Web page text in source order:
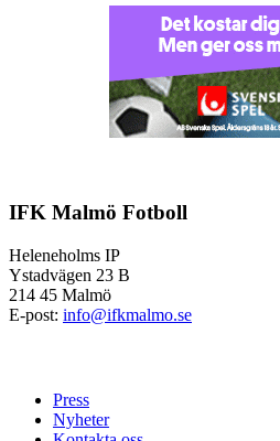
IFK Malmö Fotboll
Heleneholms IP
Ystadvägen 23 B
214 45 Malmö
E-post: info@ifkmalmo.se
Press
Nyheter